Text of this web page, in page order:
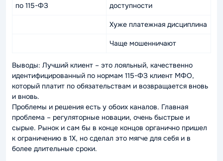
по 115-ФЗ
доступности
Хуже платежная дисциплина
Чаще мошенничают
Выводы: Лучший клиент – это лояльный, качественно
идентифицированный по нормам 115-ФЗ клиент МФО,
который платит по обязательствам и возвращается вновь
и вновь.
Проблемы и решения есть у обоих каналов. Главная
проблема – регуляторные новации, очень быстрые и
сырые. Рынок и сам бы в конце концов органично пришел
к ограничению в 1Х, но сделал это мягче для себя и в
более длительные сроки.